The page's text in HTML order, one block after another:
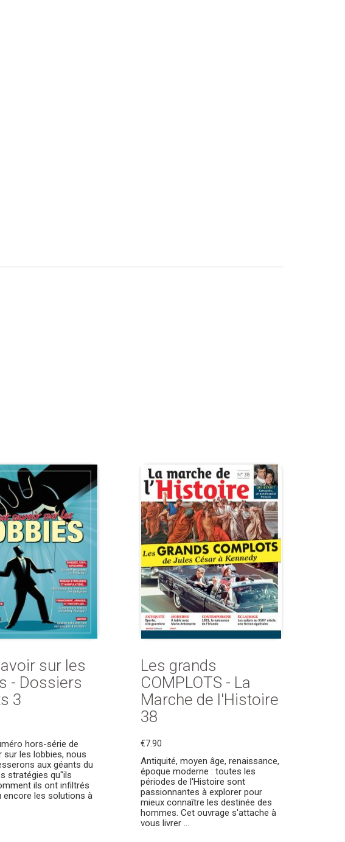
sur les
- Dossiers
3
hors-série de
sur les lobbies, nous
aux géants du
stratégies qu"ils
ils ont infiltrés
encore les solutions à
Les grands
COMPLOTS - La
Marche de l'Histoire
38
€7.90
Antiquité, moyen âge, renaissance,
époque moderne : toutes les
périodes de l'Histoire sont
passionnantes à explorer pour
mieux connaître les destinée des
hommes. Cet ouvrage s'attache à
vous livrer ...